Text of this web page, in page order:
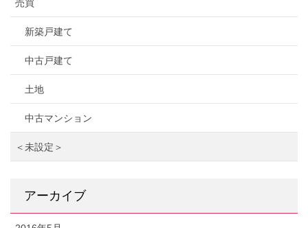
売買
新築戸建て
中古戸建て
土地
中古マンション
＜未設定＞
アーカイブ